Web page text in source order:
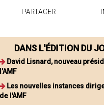
PARTAGER
DANS L'ÉDITION DU
David Lisnard, nouveau
l'AMF
Les nouvelles instances
de l'AMF